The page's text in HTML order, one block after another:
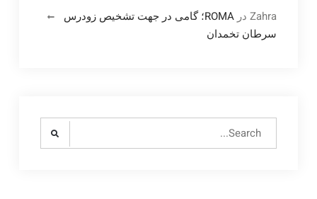
Zahraدر
ROMA؛ گامی در جهت تشخیص زودرس
سرطان تخمدان
Search